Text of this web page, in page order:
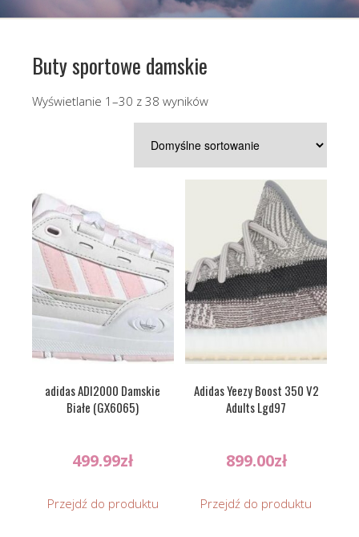
Buty sportowe damskie
Wyświetlanie 1–30 z 38 wyników
adidas ADI2000 Damskie
Białe (GX6065)
499.99zł
Przejdź do produktu
Adidas Yeezy Boost 350 V2
Adults Lgd97
899.00zł
Przejdź do produktu